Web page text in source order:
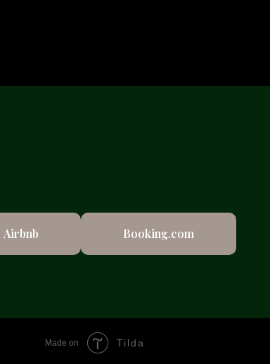
Airbnb Booking.com
Made on Tilda